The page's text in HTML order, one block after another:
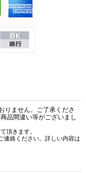
りません。ご了承くださ
品間違い等がございまし
頂きます。
連絡ください。詳しい内容は